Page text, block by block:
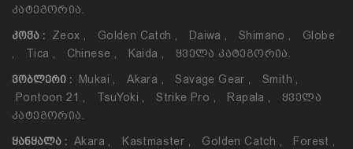
Კატეგორია.
ᲙᲝᲭᲐ : Zeox , Golden Catch , Daiwa , Shimano ,
Globe
,
Tica , Chinese , Kaida , Ყველა Კატეგორია.
ᲕᲝᲑᲚᲔᲠᲘ : Mukai , Akara , Savage Gear , Smith ,
Pontoon 21 , TsuYoki , Strike Pro , Rapala ,
Ყველა
Კატეგორია.
ᲧᲐᲜᲧᲐᲚᲐ : Akara , Kastmaster , Golden Catch , Forest ,